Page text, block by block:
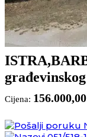
Cijena: